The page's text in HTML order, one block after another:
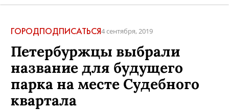
ГОРОДПОДПИСАТЬСЯ4 сентября, 2019
Петербуржцы выбрали
название для будущего
парка на месте Судебного
квартала